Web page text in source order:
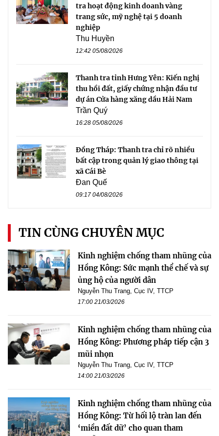
tra hoạt động kinh doanh vàng
trang sức, mỹ nghệ tại 5 doanh
nghiệp
Thu Huyền
12:42 05/08/2026
Thanh tra tỉnh Hưng Yên: Kiến nghị
thu hồi đất, giấy chứng nhận đầu tư
dự án Cửa hàng xăng dầu Hải Nam
Trần Quý
16:28 05/08/2026
Đồng Tháp: Thanh tra chỉ rõ nhiều
bất cập trong quản lý giao thông tại
xã Cái Bè
Đan Quế
09:17 04/08/2026
TIN CÙNG CHUYÊN MỤC
Kinh nghiệm chống tham nhũng của
Hồng Kông: Sức mạnh thể chế và sự
ủng hộ của người dân
Nguyễn Thu Trang, Cục IV, TTCP
17:00 21/03/2026
Kinh nghiệm chống tham nhũng của
Hồng Kông: Phương pháp tiếp cận 3
mũi nhọn
Nguyễn Thu Trang, Cục IV, TTCP
14:00 21/03/2026
Kinh nghiệm chống tham nhũng của
Hồng Kông: Từ hối lộ tràn lan đến
‘miền đất dữ’ cho quan tham